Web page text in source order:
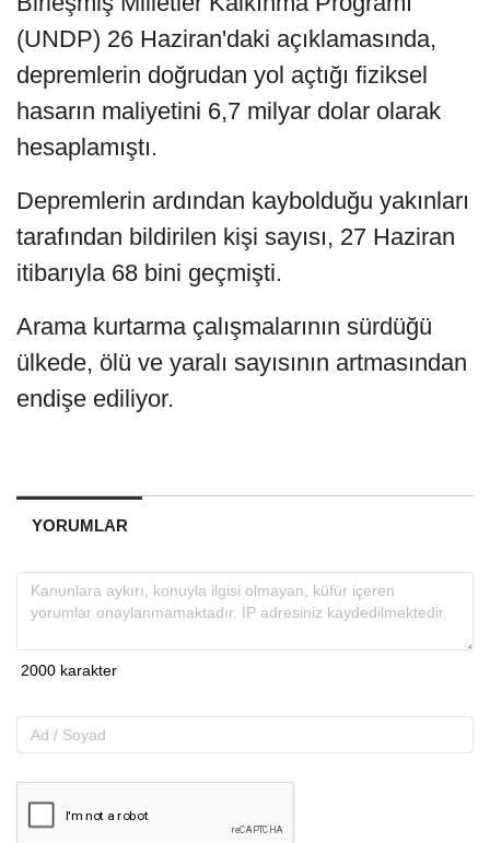
(UNDP) 26 Haziran'daki açıklamasında,
depremlerin doğrudan yol açtığı fiziksel
hasarın maliyetini 6,7 milyar dolar olarak
hesaplamıştı.
Depremlerin ardından kaybolduğu yakınları
tarafından bildirilen kişi sayısı, 27 Haziran
itibarıyla 68 bini geçmişti.
Arama kurtarma çalışmalarının sürdüğü
ülkede, ölü ve yaralı sayısının artmasından
endişe ediliyor.
YORUMLAR